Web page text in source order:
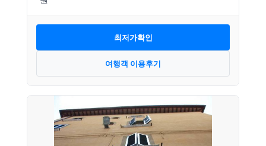
최저가확인
여행객 이용후기